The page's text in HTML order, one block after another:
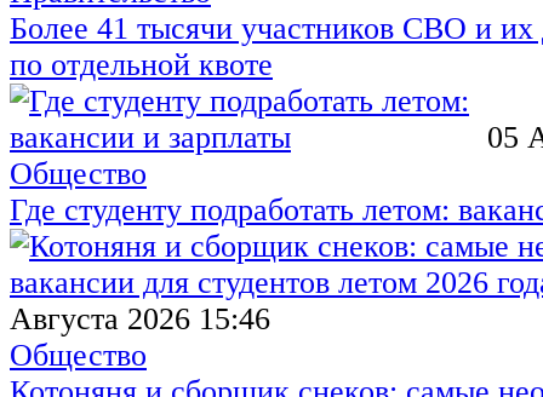
Более 41 тысячи участников СВО и их
по отдельной квоте
05
Общество
Где студенту подработать летом:
Августа 2026 15:46
Общество